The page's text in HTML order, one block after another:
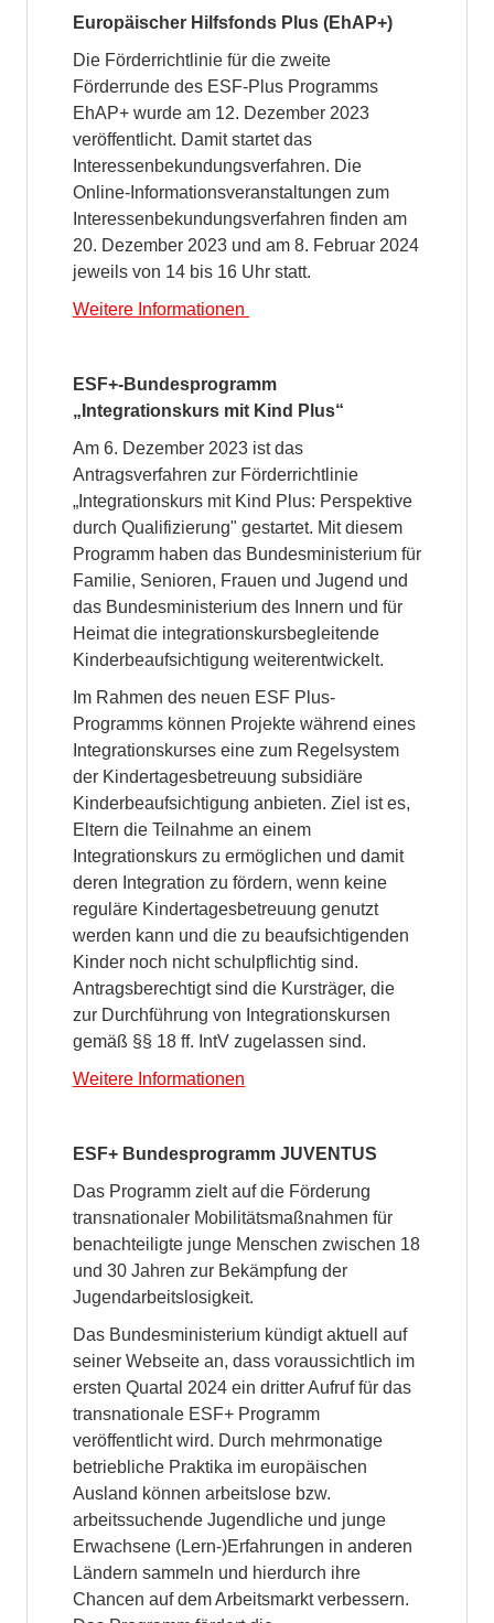
Europäischer Hilfsfonds Plus (EhAP+)
Die Förderrichtlinie für die zweite
Förderrunde des ESF-Plus Programms
EhAP+ wurde am 12. Dezember 2023
veröffentlicht. Damit startet das
Interessenbekundungsverfahren. Die
Online-Informationsveranstaltungen zum
Interessenbekundungsverfahren finden am
20. Dezember 2023 und am 8. Februar 2024
jeweils von 14 bis 16 Uhr statt.
Weitere Informationen
ESF+-Bundesprogramm
„Integrationskurs mit Kind Plus“
Am 6. Dezember 2023 ist das
Antragsverfahren zur Förderrichtlinie
„Integrationskurs mit Kind Plus: Perspektive
durch Qualifizierung" gestartet. Mit diesem
Programm haben das Bundesministerium für
Familie, Senioren, Frauen und Jugend und
das Bundesministerium des Innern und für
Heimat die integrationskursbegleitende
Kinderbeaufsichtigung weiterentwickelt.
Im Rahmen des neuen ESF Plus-
Programms können Projekte während eines
Integrationskurses eine zum Regelsystem
der Kindertagesbetreuung subsidiäre
Kinderbeaufsichtigung anbieten. Ziel ist es,
Eltern die Teilnahme an einem
Integrationskurs zu ermöglichen und damit
deren Integration zu fördern, wenn keine
reguläre Kindertagesbetreuung genutzt
werden kann und die zu beaufsichtigenden
Kinder noch nicht schulpflichtig sind.
Antragsberechtigt sind die Kursträger, die
zur Durchführung von Integrationskursen
gemäß §§ 18 ff. IntV zugelassen sind.
Weitere Informationen
ESF+ Bundesprogramm JUVENTUS
Das Programm zielt auf die Förderung
transnationaler Mobilitätsmaßnahmen für
benachteiligte junge Menschen zwischen 18
und 30 Jahren zur Bekämpfung der
Jugendarbeitslosigkeit.
Das Bundesministerium kündigt aktuell auf
seiner Webseite an, dass voraussichtlich im
ersten Quartal 2024 ein dritter Aufruf für das
transnationale ESF+ Programm
veröffentlicht wird. Durch mehrmonatige
betriebliche Praktika im europäischen
Ausland können arbeitslose bzw.
arbeitssuchende Jugendliche und junge
Erwachsene (Lern-)Erfahrungen in anderen
Ländern sammeln und hierdurch ihre
Chancen auf dem Arbeitsmarkt verbessern.